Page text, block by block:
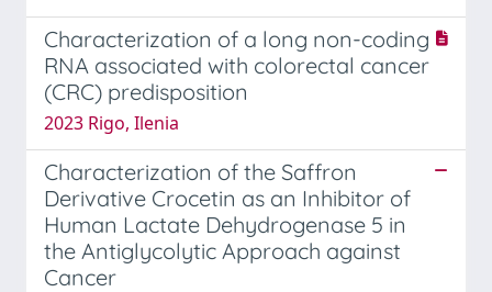
Characterization of a long non-coding
RNA associated with colorectal cancer
(CRC) predisposition
2023 Rigo, Ilenia
Characterization of the Saffron
Derivative Crocetin as an Inhibitor of
Human Lactate Dehydrogenase 5 in
the Antiglycolytic Approach against
Cancer